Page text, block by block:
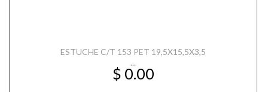
ESTUCHE C/T 153 PET 19,5X15,5X3,5
...
$ 0.00